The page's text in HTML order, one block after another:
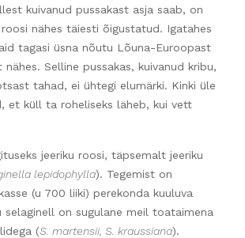
kuivanud pussakast asja saab, on
roosi nähes täiesti õigustatud. Igatahes
tagasi üsna nõutu Lõuna-Euroopast
Selline pussakas, kuivanud kribu,
tahad, ei ühtegi elumärki. Kinki üle
et küll ta roheliseks läheb, kui vett
jeeriku roosi, täpsemalt jeeriku
lepidophylla). Tegemist on
(u 700 liiki) perekonda kuuluva
selaginell on sugulane meil toataimena
(S. martensii, S. kraussiana).